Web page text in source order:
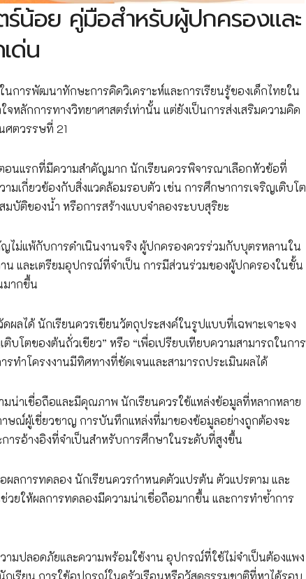
ร์น้อย คู่มือสำหรับผู้ปกครองและ
ด่น
ารพัฒนาทักษะการคิดวิเคราะห์และการเรียนรู้ของเด็กไทยใน
หลักการทางวิทยาศาสตร์เท่านั้น แต่ยังเป็นการส่งเสริมความคิด
ศตวรรษที่ 21
อนแรกที่มีความสำคัญมาก นักเรียนควรพิจารณาเลือกหัวข้อที่
เกี่ยวข้องกับสิ่งแวดล้อมรอบตัว เช่น การศึกษาการเจริญเติบโต
บัติของน้ำ หรือการสร้างแบบจำลองระบบสุริยะ
ไม่แพ้กับการดำเนินงานจริง ผู้ปกครองควรร่วมกับบุตรหลานใน
น และเตรียมอุปกรณ์ที่จำเป็น การมีส่วนร่วมของผู้ปกครองในขั้น
มากขึ้น
ลได้ นักเรียนควรเขียนวัตถุประสงค์ในรูปแบบที่เฉพาะเจาะจง
บโตของต้นถั่วเขียว” หรือ “เพื่อเปรียบเทียบความสามารถในการ
ทำโครงงานมีทิศทางที่ชัดเจนและสามารถประเมินผลได้
น่าเชื่อถือและมีคุณภาพ นักเรียนควรใช้แหล่งข้อมูลที่หลากหลาย
ษณ์ผู้เชี่ยวชาญ การบันทึกแหล่งที่มาของข้อมูลอย่างถูกต้องจะ
ารอ้างอิงที่จำเป็นสำหรับการศึกษาในระดับที่สูงขึ้น
ลการทดลอง นักเรียนควรกำหนดตัวแปรต้น ตัวแปรตาม และ
ยให้ผลการทดลองมีความน่าเชื่อถือมากขึ้น และการทำซ้ำการ
มปลอดภัยและความพร้อมใช้งาน อุปกรณ์ที่ใช้ไม่จำเป็นต้องแพง
เรียน การใช้อุปกรณ์ในครัวเรือนหรือวัสดุธรรมชาติที่หาได้รอบ